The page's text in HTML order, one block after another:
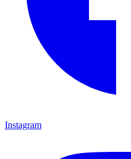
Instagram